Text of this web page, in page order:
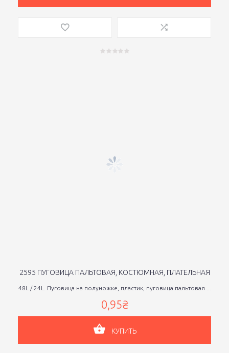
2595 ПУГОВИЦА ПАЛЬТОВАЯ, КОСТЮМНАЯ, ПЛАТЕЛЬНАЯ
48L / 24L. Пуговица на полуножке, пластик, пуговица пальтовая ...
0,95₴
КУПИТЬ